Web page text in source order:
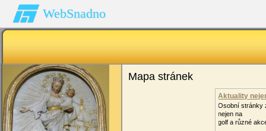
WebSnadno
Mapa stránek
Aktuality
Osobní stránky
nejen na
golf a různé